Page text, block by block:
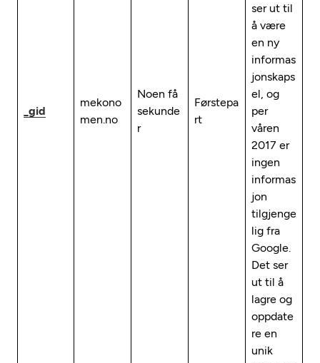
_gid
mekono
men.no
Noen få
sekunde
r
Førstepa
rt
ser ut til
å være
en ny
informas
jonskaps
el, og
per
våren
2017 er
ingen
informas
jon
tilgjenge
lig fra
Google.
Det ser
ut til å
lagre og
oppdate
re en
unik